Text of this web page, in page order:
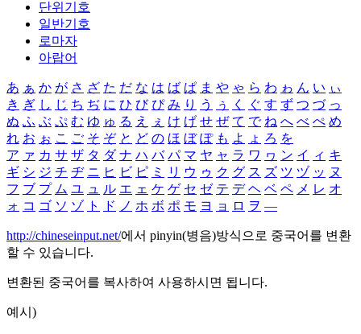
단위기호
일반기호
로마자
아랍어
あ ぁ か が さ ざ た だ な は ば ぱ ま や ゃ ら わ ゎ ん い ぃ
き ぎ し じ ち ぢ に ひ び ぴ み り う ぅ く ぐ す ず つ づ っ
ぬ ふ ぶ ぷ む ゆ ゅ る え ぇ け げ せ ぜ て で ね へ べ ぺ め
れ お ぉ こ ご そ ぞ と ど の ほ ぼ ぽ も よ ょ ろ を
ア ァ カ サ ザ タ ダ ナ ハ バ パ マ ヤ ャ ラ ワ ヮ ン イ ィ キ
ギ シ ジ チ ヂ ニ ヒ ビ ピ ミ リ ウ ゥ ク グ ス ズ ツ ヅ ッ ヌ
フ ブ プ ム ユ ュ ル エ ェ ケ ゲ セ ゼ テ デ ヘ ベ ペ メ レ オ
ォ コ ゴ ソ ゾ ト ド ノ ホ ボ ポ モ ヨ ョ ロ ヲ ―
http://chineseinput.net/에서 pinyin(병음)방식으로 중국어를 변환
할 수 있습니다.
변환된 중국어를 복사하여 사용하시면 됩니다.
예시)